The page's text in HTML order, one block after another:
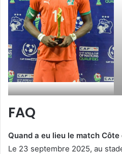
FAQ
Quand a eu lieu le match Côte
Le 23 septembre 2025, au